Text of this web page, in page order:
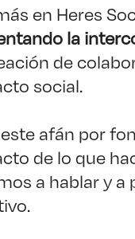
en Heres
la
de
social.
afán por
de lo que
a hablar y